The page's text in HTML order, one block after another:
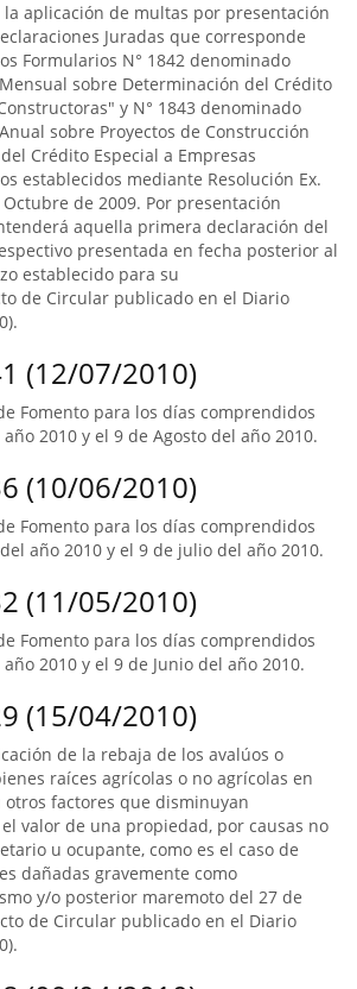
aplicación de multas por presentación
Juradas que corresponde
Formularios N° 1842 denominado
sobre Determinación del Crédito
y N° 1843 denominado
sobre Proyectos de Construcción
Crédito Especial a Empresas
establecidos mediante Resolución Ex.
Octubre de 2009. Por presentación
aquella primera declaración del
presentada en fecha posterior al
establecido para su
de Circular publicado en el Diario
(12/07/2010)
Fomento para los días comprendidos
2010 y el 9 de Agosto del año 2010.
(10/06/2010)
Fomento para los días comprendidos
año 2010 y el 9 de julio del año 2010.
(11/05/2010)
Fomento para los días comprendidos
2010 y el 9 de Junio del año 2010.
(15/04/2010)
de la rebaja de los avalúos o
raíces agrícolas o no agrícolas en
otros factores que disminuyan
valor de una propiedad, por causas no
u ocupante, como es el caso de
dañadas gravemente como
y/o posterior maremoto del 27 de
de Circular publicado en el Diario